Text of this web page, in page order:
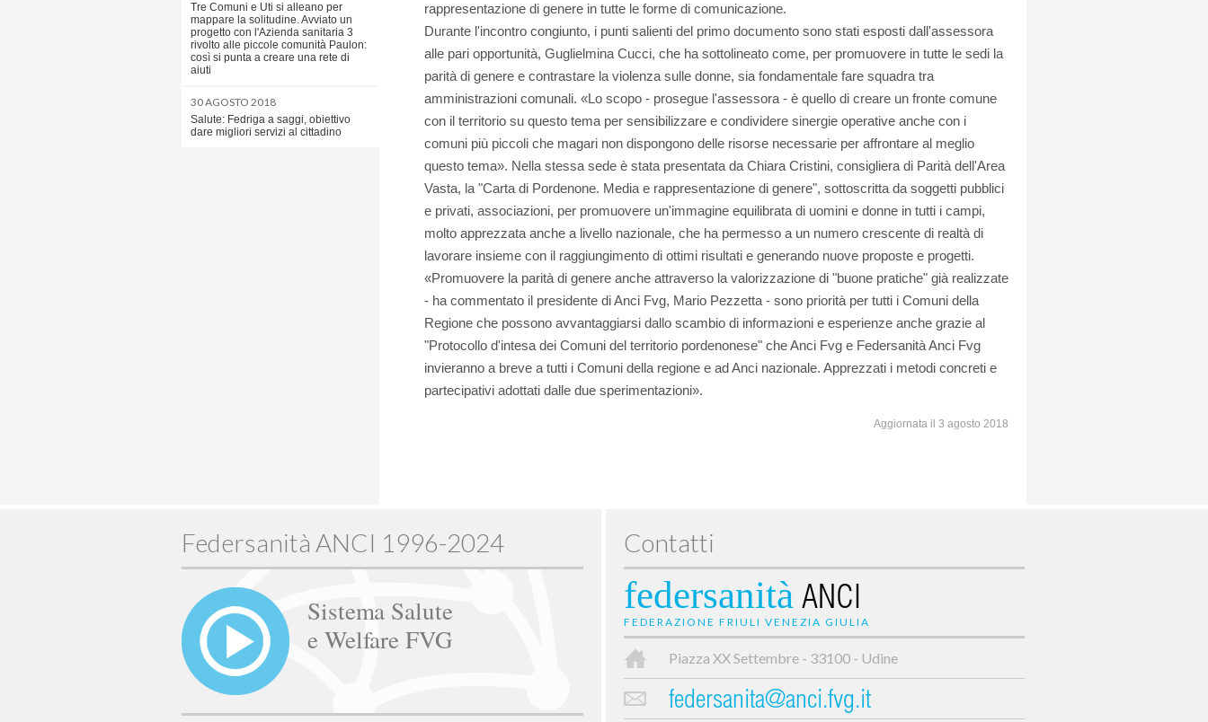
Tre Comuni e Uti si alleano per
mappare la solitudine. Avviato un
progetto con l'Azienda sanitaria 3
rivolto alle piccole comunità Paulon:
così si punta a creare una rete di
aiuti
30 AGOSTO 2018
Salute: Fedriga a saggi, obiettivo
dare migliori servizi al cittadino
rappresentazione di genere in tutte le forme di comunicazione.
Durante l'incontro congiunto, i punti salienti del primo documento sono stati esposti dall'assessora
alle pari opportunità, Guglielmina Cucci, che ha sottolineato come, per promuovere in tutte le sedi la
parità di genere e contrastare la violenza sulle donne, sia fondamentale fare squadra tra
amministrazioni comunali. «Lo scopo - prosegue l'assessora - è quello di creare un fronte comune
con il territorio su questo tema per sensibilizzare e condividere sinergie operative anche con i
comuni più piccoli che magari non dispongono delle risorse necessarie per affrontare al meglio
questo tema». Nella stessa sede è stata presentata da Chiara Cristini, consigliera di Parità dell'Area
Vasta, la "Carta di Pordenone. Media e rappresentazione di genere", sottoscritta da soggetti pubblici
e privati, associazioni, per promuovere un'immagine equilibrata di uomini e donne in tutti i campi,
molto apprezzata anche a livello nazionale, che ha permesso a un numero crescente di realtà di
lavorare insieme con il raggiungimento di ottimi risultati e generando nuove proposte e progetti.
«Promuovere la parità di genere anche attraverso la valorizzazione di "buone pratiche" già realizzate
- ha commentato il presidente di Anci Fvg, Mario Pezzetta - sono priorità per tutti i Comuni della
Regione che possono avvantaggiarsi dallo scambio di informazioni e esperienze anche grazie al
"Protocollo d'intesa dei Comuni del territorio pordenonese" che Anci Fvg e Federsanità Anci Fvg
invieranno a breve a tutti i Comuni della regione e ad Anci nazionale. Apprezzati i metodi concreti e
partecipativi adottati dalle due sperimentazioni».
Aggiornata il 3 agosto 2018
Federsanità ANCI 1996-2024
Sistema Salute
e Welfare FVG
Contatti
federsanità ANCI
FEDERAZIONE FRIULI VENEZIA GIULIA
Piazza XX Settembre - 33100 - Udine
federsanita@anci.fvg.it